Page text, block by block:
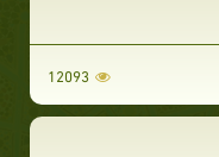
12093